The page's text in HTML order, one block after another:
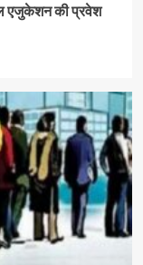
एजुकेशन की प्रवेश